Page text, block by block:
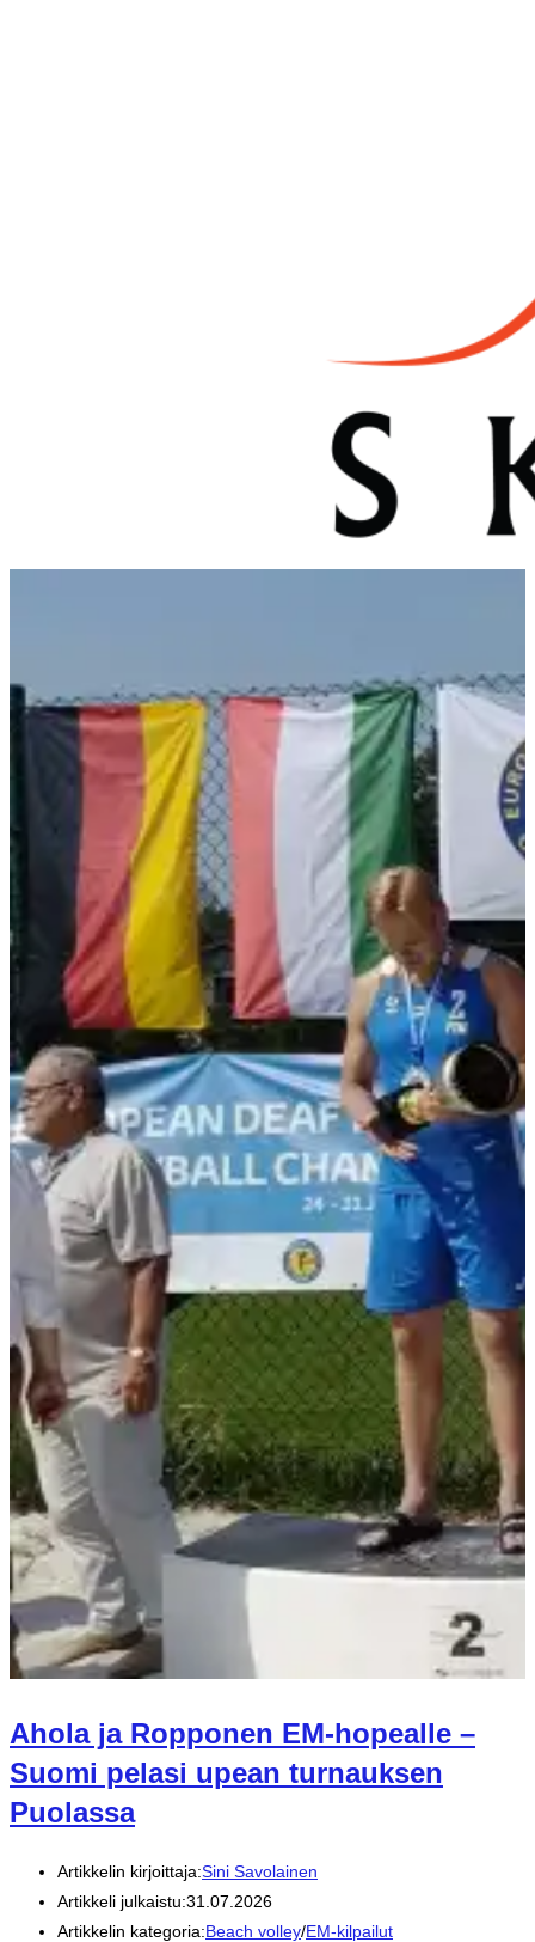
Ahola ja Ropponen EM-hopealle –
Suomi pelasi upean turnauksen
Puolassa
Artikkelin kirjoittaja:Sini Savolainen
Artikkeli julkaistu:31.07.2026
Artikkelin kategoria:Beach volley/EM-kilpailut